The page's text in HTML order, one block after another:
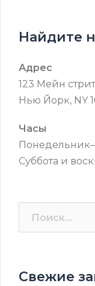
Найдите
Адрес
123 Мейн стрит
Нью Йорк, NY
Часы
Суббота и
Свежие